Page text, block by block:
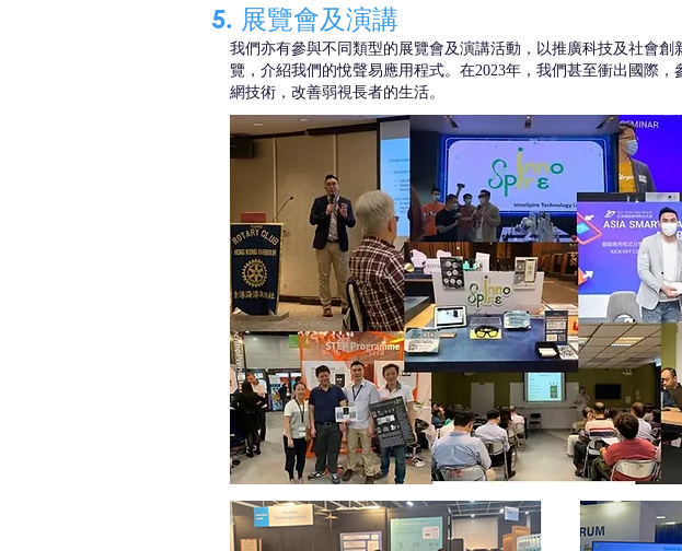
5. 展覽會及演講
我們亦有參與不同類型的展覽會及演講活動，以推廣科技及社會
覽，介紹我們的悅聲易應用程式。在2023年，我們甚至衝出國際
網技術，改善弱視長者的生活。